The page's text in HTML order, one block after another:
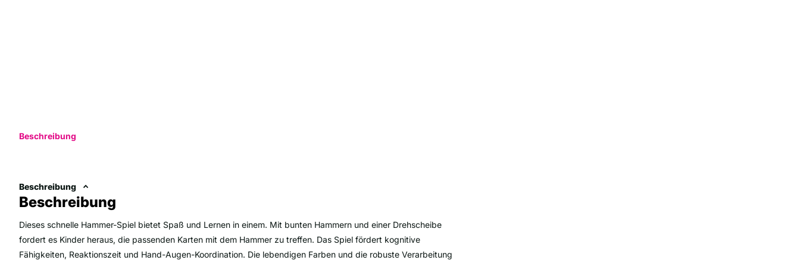
Beschreibung
Beschreibung
Beschreibung
Dieses schnelle Hammer-Spiel bietet Spaß und Lernen in einem. Mit bunten Hammern und einer Drehscheibe
fordert es Kinder heraus, die passenden Karten mit dem Hammer zu treffen. Das Spiel fördert kognitive
Fähigkeiten, Reaktionszeit und Hand-Augen-Koordination. Die lebendigen Farben und die robuste Verarbeitung